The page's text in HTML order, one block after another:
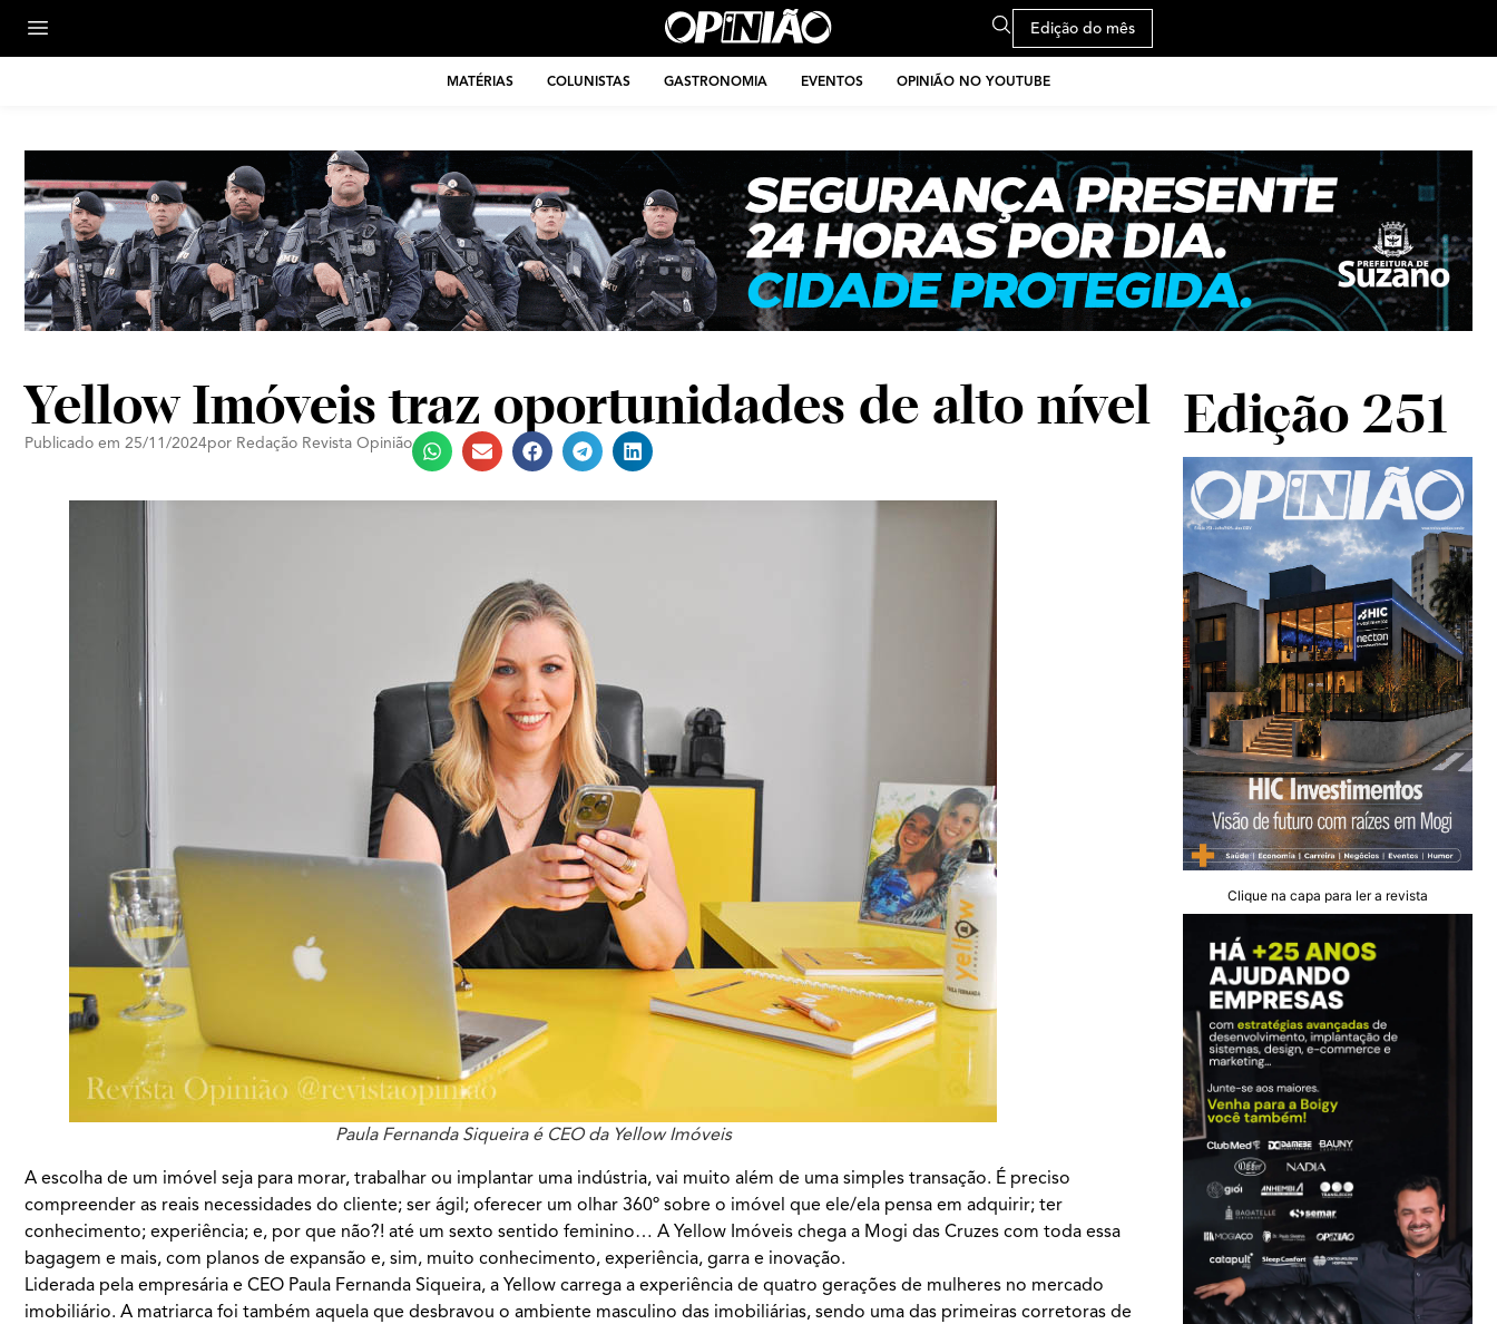
Edição do mês
MATÉRIAS COLUNISTAS GASTRONOMIA EVENTOS OPINIÃO NO YOUTUBE
Yellow Imóveis traz oportunidades de alto nível
Publicado em 25/11/2024por Redação Revista Opinião
Paula Fernanda Siqueira é CEO da Yellow Imóveis
A escolha de um imóvel seja para morar, trabalhar ou implantar uma indústria, vai muito além de uma simples transação. É preciso
compreender as reais necessidades do cliente; ser ágil; oferecer um olhar 360º sobre o imóvel que ele/ela pensa em adquirir; ter
conhecimento; experiência; e, por que não?! até um sexto sentido feminino… A Yellow Imóveis chega a Mogi das Cruzes com toda essa
bagagem e mais, com planos de expansão e, sim, muito conhecimento, experiência, garra e inovação.
Liderada pela empresária e CEO Paula Fernanda Siqueira, a Yellow carrega a experiência de quatro gerações de mulheres no mercado
imobiliário. A matriarca foi também aquela que desbravou o ambiente masculino das imobiliárias, sendo uma das primeiras corretoras de
Edição 251
Clique na capa para ler a revista